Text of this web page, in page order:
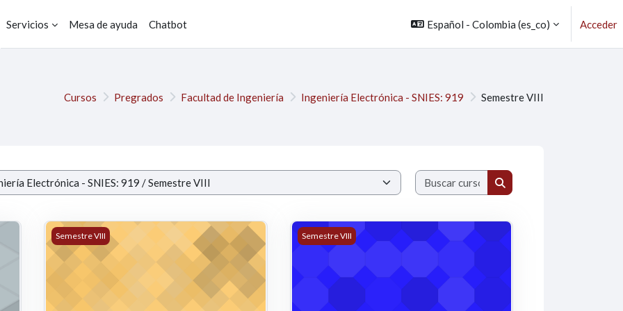
Servicios Mesa de ayuda Chatbot Español - Colombia ‎(es_co)‎ Acceder
Cursos Pregrados Facultad de Ingeniería Ingeniería Electrónica - SNIES: 919 Semestre VIII
Buscar cursos
Buscar cursos
Gr005-1 (JOSÉ GUILLERMO GUARNIZO MARIN)
49 TELEMATICA I GR3 (LEONARDO PLAZAS NOSSA)
Semestre VIII 48 TELECOMUNICACIONES I -LABORATORIO GR3 (CARLOS
Semestre VIII